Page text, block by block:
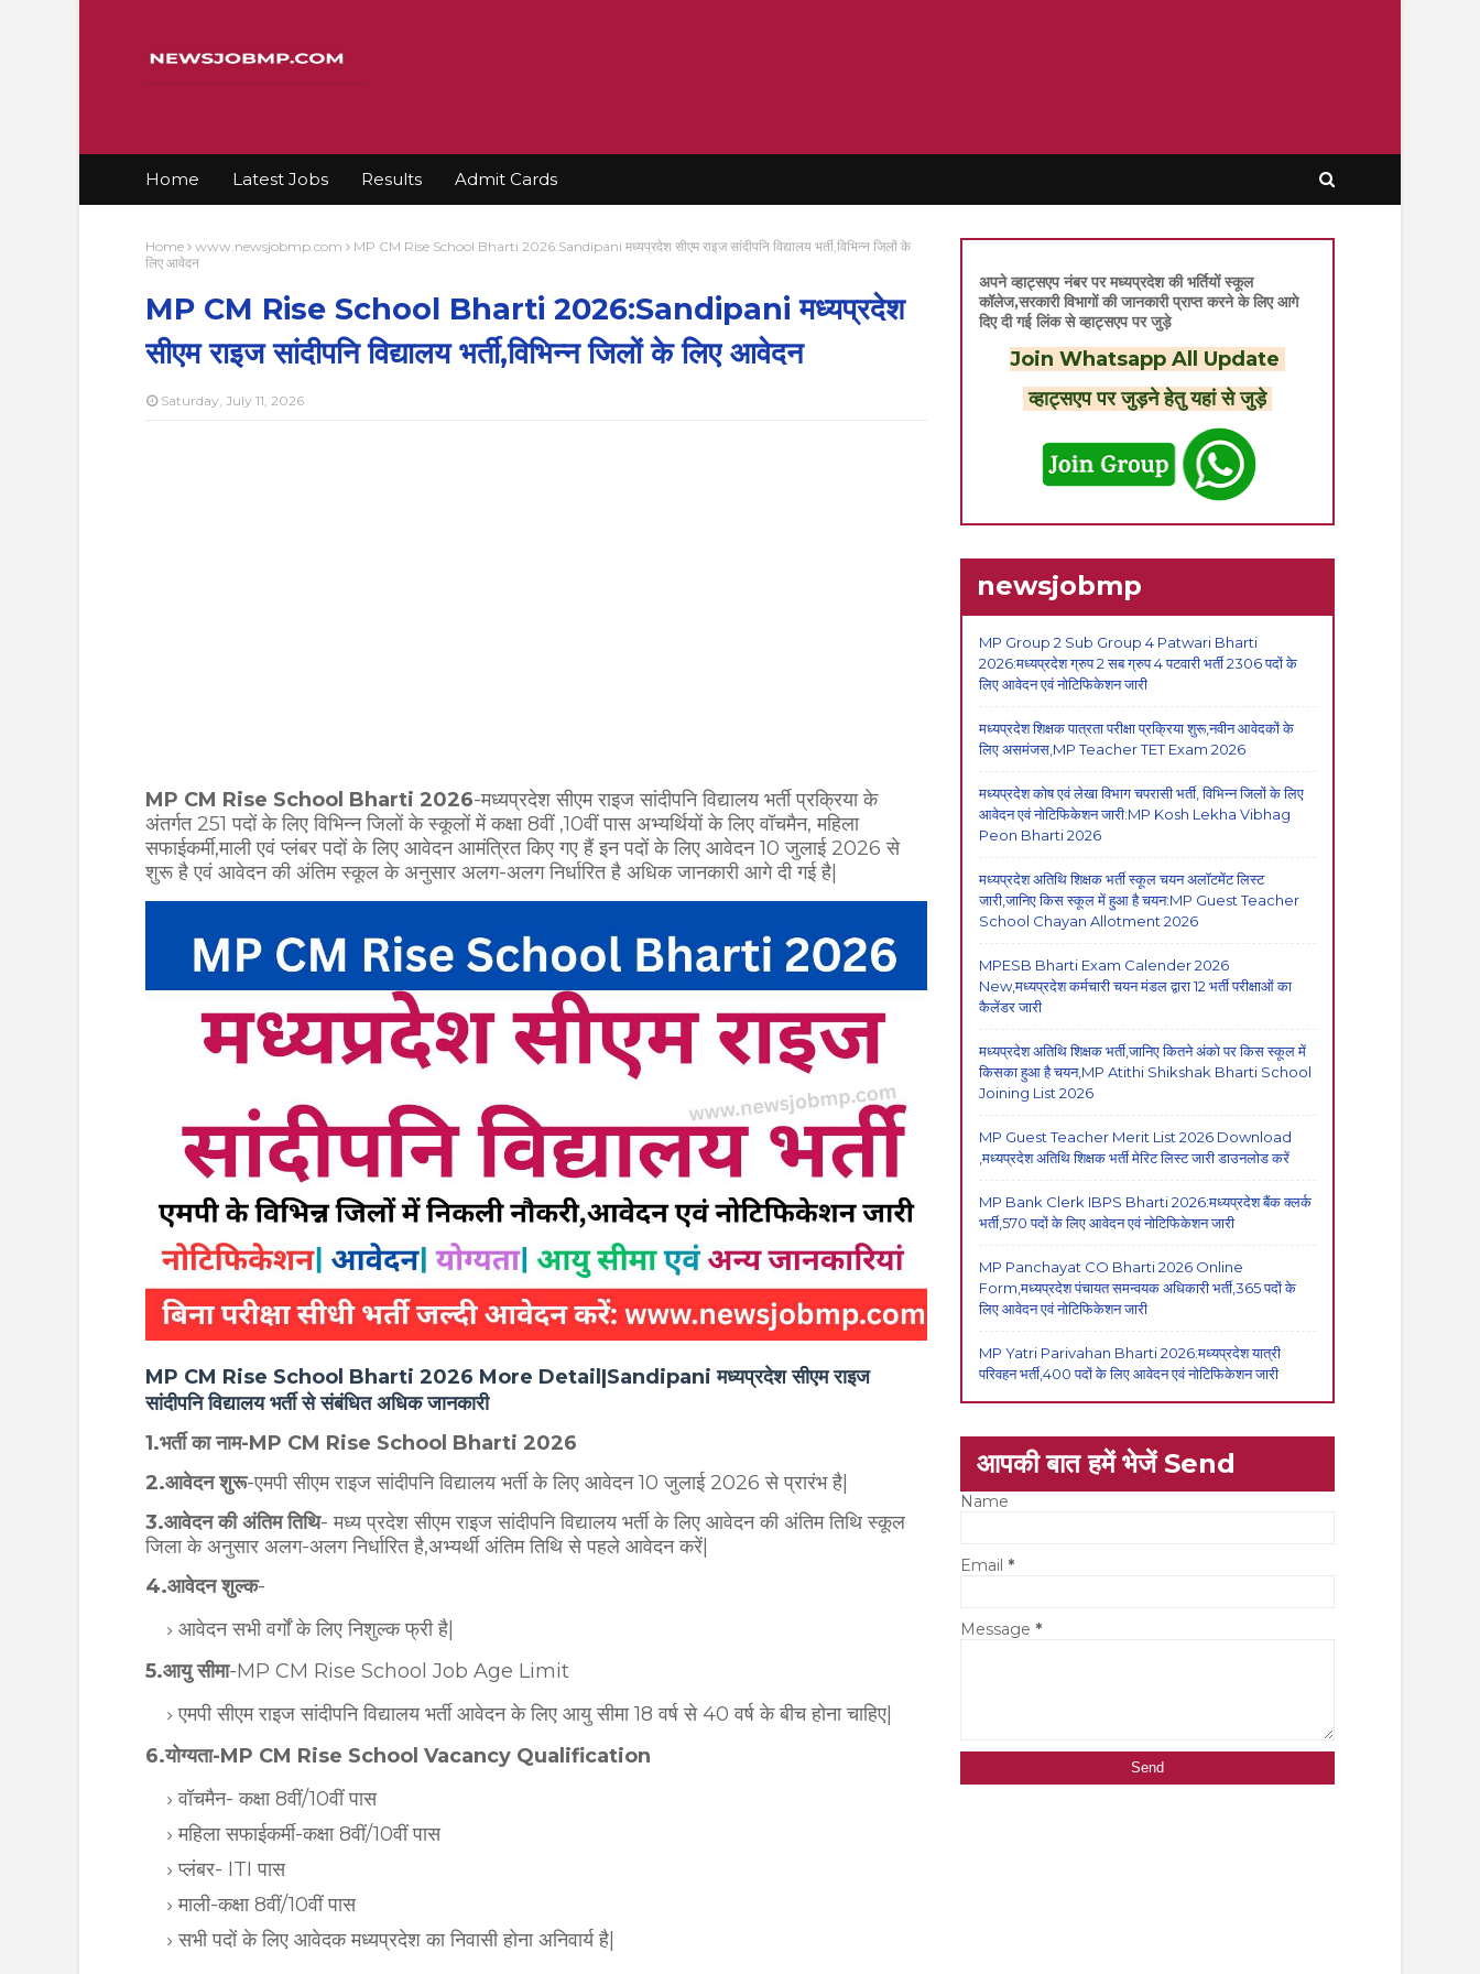
Home Latest Jobs Results Admit Cards
Home www.newsjobmp.com
MP CM Rise School Bharti 2026:Sandipani मध्यप्रदेश सीएम राइज सांदीपनि विद्यालय भर्ती,विभिन्न जिलों के
लिए आवेदन
MP CM Rise School Bharti 2026:Sandipani मध्यप्रदेश
सीएम राइज सांदीपनि विद्यालय भर्ती,विभिन्न जिलों के लिए आवेदन
Saturday, July 11, 2026
MP CM Rise School Bharti 2026-मध्यप्रदेश सीएम राइज सांदीपनि विद्यालय भर्ती प्रक्रिया के
अंतर्गत 251 पदों के लिए विभिन्न जिलों के स्कूलों में कक्षा 8वीं ,10वीं पास अभ्यर्थियों के लिए वॉचमैन, महिला
सफाईकर्मी,माली एवं प्लंबर पदों के लिए आवेदन आमंत्रित किए गए हैं इन पदों के लिए आवेदन 10 जुलाई 2026 से
शुरू है एवं आवेदन की अंतिम स्कूल के अनुसार अलग-अलग निर्धारित है अधिक जानकारी आगे दी गई है|
MP CM Rise School Bharti 2026 More Detail|Sandipani मध्यप्रदेश सीएम राइज
सांदीपनि विद्यालय भर्ती से संबंधित अधिक जानकारी
1.भर्ती का नाम-MP CM Rise School Bharti 2026
2.आवेदन शुरू-एमपी सीएम राइज सांदीपनि विद्यालय भर्ती के लिए आवेदन 10 जुलाई 2026 से प्रारंभ है|
3.आवेदन की अंतिम तिथि- मध्य प्रदेश सीएम राइज सांदीपनि विद्यालय भर्ती के लिए आवेदन की अंतिम तिथि स्कूल
जिला के अनुसार अलग-अलग निर्धारित है,अभ्यर्थी अंतिम तिथि से पहले आवेदन करें|
4.आवेदन शुल्क-
आवेदन सभी वर्गों के लिए निशुल्क फ्री है|
5.आयु सीमा-MP CM Rise School Job Age Limit
एमपी सीएम राइज सांदीपनि विद्यालय भर्ती आवेदन के लिए आयु सीमा 18 वर्ष से 40 वर्ष के बीच होना चाहिए|
6.योग्यता-MP CM Rise School Vacancy Qualification
वॉचमैन- कक्षा 8वीं/10वीं पास
महिला सफाईकर्मी-कक्षा 8वीं/10वीं पास
प्लंबर- ITI पास
माली-कक्षा 8वीं/10वीं पास
सभी पदों के लिए आवेदक मध्यप्रदेश का निवासी होना अनिवार्य है|
अपने व्हाट्सएप नंबर पर मध्यप्रदेश की भर्तियों स्कूल
कॉलेज,सरकारी विभागों की जानकारी प्राप्त करने के लिए आगे
दिए दी गई लिंक से व्हाट्सएप पर जुड़े
Join Whatsapp All Update
व्हाट्सएप पर जुड़ने हेतु यहां से जुड़े
newsjobmp
MP Group 2 Sub Group 4 Patwari Bharti
2026:मध्यप्रदेश ग्रुप 2 सब ग्रुप 4 पटवारी भर्ती 2306 पदों के
लिए आवेदन एवं नोटिफिकेशन जारी
मध्यप्रदेश शिक्षक पात्रता परीक्षा प्रक्रिया शुरू,नवीन आवेदकों के
लिए असमंजस,MP Teacher TET Exam 2026
मध्यप्रदेश कोष एवं लेखा विभाग चपरासी भर्ती, विभिन्न जिलों के लिए
आवेदन एवं नोटिफिकेशन जारी:MP Kosh Lekha Vibhag
Peon Bharti 2026
मध्यप्रदेश अतिथि शिक्षक भर्ती स्कूल चयन अलॉटमेंट लिस्ट
जारी,जानिए किस स्कूल में हुआ है चयन:MP Guest Teacher
School Chayan Allotment 2026
MPESB Bharti Exam Calender 2026
New,मध्यप्रदेश कर्मचारी चयन मंडल द्वारा 12 भर्ती परीक्षाओं का
कैलेंडर जारी
मध्यप्रदेश अतिथि शिक्षक भर्ती,जानिए कितने अंको पर किस स्कूल में
किसका हुआ है चयन,MP Atithi Shikshak Bharti School
Joining List 2026
MP Guest Teacher Merit List 2026 Download
,मध्यप्रदेश अतिथि शिक्षक भर्ती मेरिट लिस्ट जारी डाउनलोड करें
MP Bank Clerk IBPS Bharti 2026:मध्यप्रदेश बैंक क्लर्क
भर्ती,570 पदों के लिए आवेदन एवं नोटिफिकेशन जारी
MP Panchayat CO Bharti 2026 Online
Form,मध्यप्रदेश पंचायत समन्वयक अधिकारी भर्ती,365 पदों के
लिए आवेदन एवं नोटिफिकेशन जारी
MP Yatri Parivahan Bharti 2026:मध्यप्रदेश यात्री
परिवहन भर्ती,400 पदों के लिए आवेदन एवं नोटिफिकेशन जारी
आपकी बात हमें भेजें Send
Name
Email *
Message *